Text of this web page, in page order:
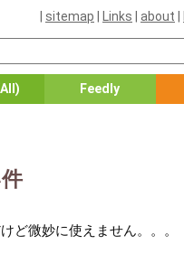
sitemap Links about
Feedly
ど微妙に使えません。。。